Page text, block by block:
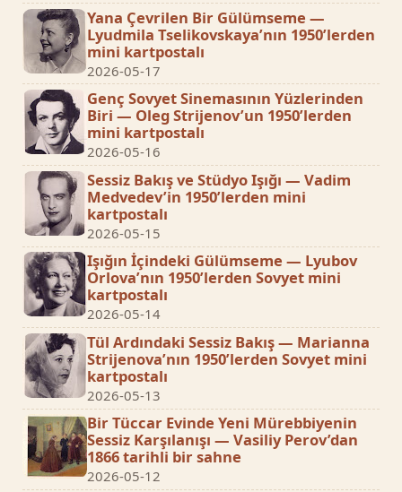
Yana Çevrilen Bir Gülümseme —
Lyudmila Tselikovskaya’nın 1950’lerden
mini kartpostalı
2026-05-17
Genç Sovyet Sinemasının Yüzlerinden
Biri — Oleg Strijenov’un 1950’lerden
mini kartpostalı
2026-05-16
Sessiz Bakış ve Stüdyo Işığı — Vadim
Medvedev’in 1950’lerden mini
kartpostalı
2026-05-15
Işığın İçindeki Gülümseme — Lyubov
Orlova’nın 1950’lerden Sovyet mini
kartpostalı
2026-05-14
Tül Ardındaki Sessiz Bakış — Marianna
Strijenova’nın 1950’lerden Sovyet mini
kartpostalı
2026-05-13
Bir Tüccar Evinde Yeni Mürebbiyenin
Sessiz Karşılanışı — Vasiliy Perov’dan
1866 tarihli bir sahne
2026-05-12